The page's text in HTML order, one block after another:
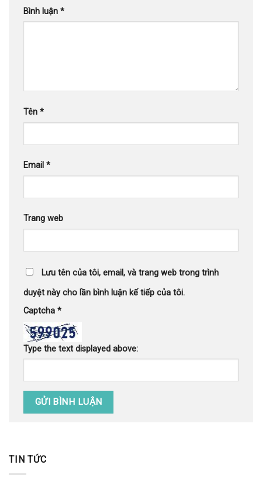
Bình luận *
Tên *
Email *
Trang web
Lưu tên của tôi, email, và trang web trong trình
duyệt này cho lần bình luận kế tiếp của tôi.
Captcha *
Type the text displayed above:
TIN TỨC